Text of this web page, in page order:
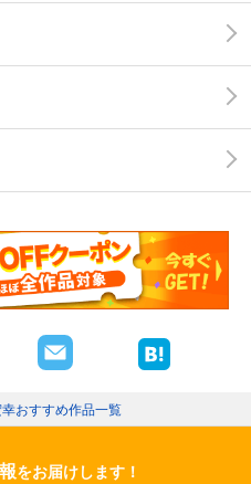
おすすめ作品一覧
をお届けします！